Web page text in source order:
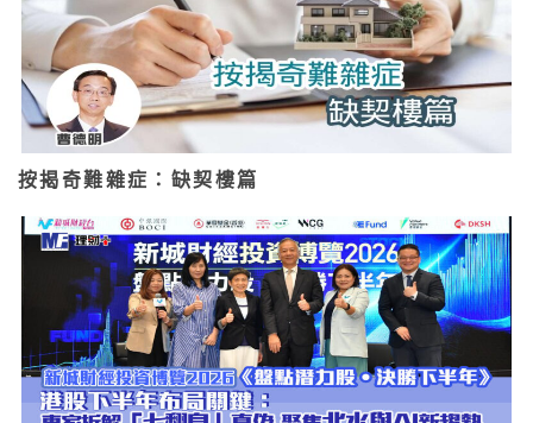
按揭奇難雜症：缺契樓篇